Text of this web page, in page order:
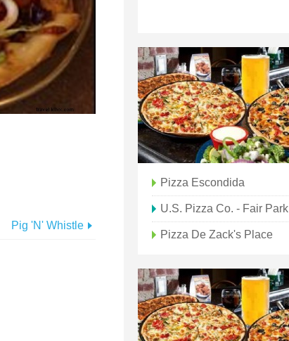
Pig 'N' Whistle
Pizza Escondida
U.S. Pizza Co. - Fair Park
Pizza De Zack's Place